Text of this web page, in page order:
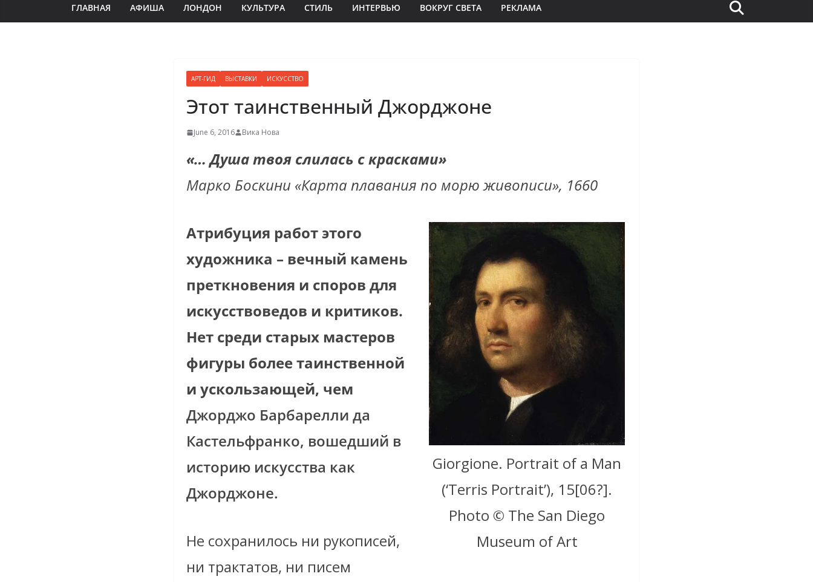
ГЛАВНАЯ АФИША ЛОНДОН КУЛЬТУРА СТИЛЬ ИНТЕРВЬЮ ВОКРУГ СВЕТА РЕКЛАМА
АРТ-ГИД ВЫСТАВКИ ИСКУССТВО
Этот таинственный Джорджоне
June 6, 2016 Вика Нова
«… Душа твоя слилась с красками»
Марко Боскини «Карта плавания по морю живописи», 1660
Giorgione. Portrait of a Man
(‘Terris Portrait’), 15[06?].
Photo © The San Diego
Museum of Art
Атрибуция работ этого
художника – вечный камень
преткновения и споров для
искусствоведов и критиков.
Нет среди старых мастеров
фигуры более таинственной
и ускользающей, чем
Джорджо Барбарелли да
Кастельфранко, вошедший в
историю искусства как
Джорджоне.
Не сохранилось ни рукописей,
ни трактатов, ни писем